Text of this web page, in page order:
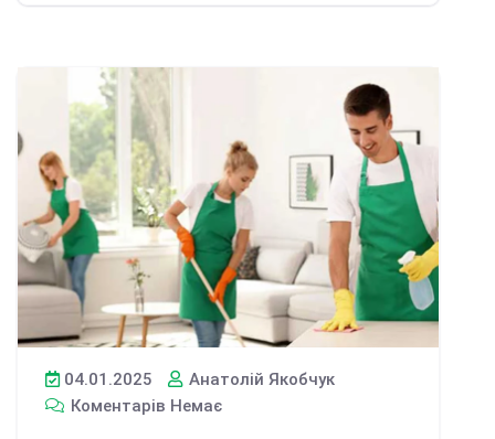
04.01.2025
Анатолій Якобчук
Коментарів Немає